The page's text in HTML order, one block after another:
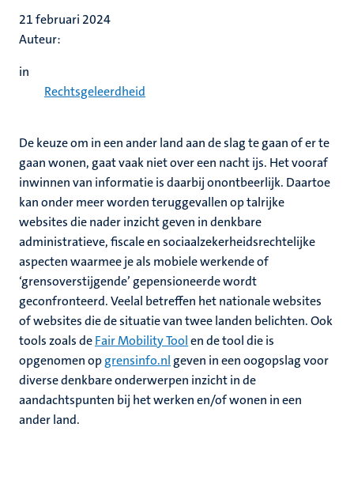
21 februari 2024
Auteur:
in
Rechtsgeleerdheid
De keuze om in een ander land aan de slag te gaan of er te
gaan wonen, gaat vaak niet over een nacht ijs. Het vooraf
inwinnen van informatie is daarbij onontbeerlijk. Daartoe
kan onder meer worden teruggevallen op talrijke
websites die nader inzicht geven in denkbare
administratieve, fiscale en sociaalzekerheidsrechtelijke
aspecten waarmee je als mobiele werkende of
‘grensoverstijgende’ gepensioneerde wordt
geconfronteerd. Veelal betreffen het nationale websites
of websites die de situatie van twee landen belichten. Ook
tools zoals deFair Mobility Toolen de tool die is
opgenomen opgrensinfo.nl geven in een oogopslag voor
diverse denkbare onderwerpen inzicht in de
aandachtspunten bij het werken en/of wonen in een
ander land.